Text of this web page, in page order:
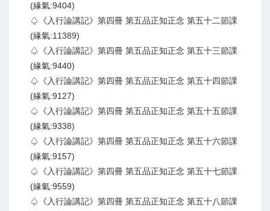
(緣氣:9404)
♤《入行論講記》第四冊 第五品正知正念 第五十二節課
(緣氣:11389)
♤《入行論講記》第四冊 第五品正知正念 第五十三節課
(緣氣:9440)
♤《入行論講記》第四冊 第五品正知正念 第五十四節課
(緣氣:9127)
♤《入行論講記》第四冊 第五品正知正念 第五十五節課
(緣氣:9338)
♤《入行論講記》第四冊 第五品正知正念 第五十六節課
(緣氣:9157)
♤《入行論講記》第四冊 第五品正知正念 第五十七節課
(緣氣:9559)
♤《入行論講記》第四冊 第五品正知正念 第五十八節課